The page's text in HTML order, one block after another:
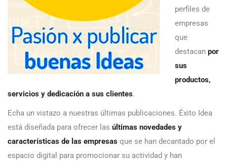
perfiles de
empresas
que
destacan por
sus
productos,
servicios y dedicación a sus clientes.
Echa un vistazo a nuestras últimas publicaciones. Éxito Idea
está diseñada para ofrecer las últimas novedades y
características de las empresas que se han decantado por el
espacio digital para promocionar su actividad y han